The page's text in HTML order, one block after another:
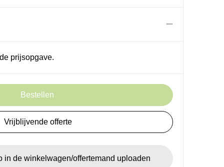
prijsopgave.
Bestellen
Vrijblijvende offerte
in de winkelwagen/offertemand uploaden